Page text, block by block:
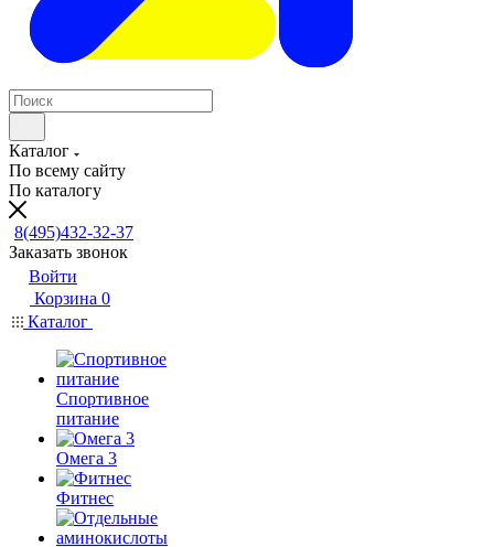
Каталог
По всему сайту
По каталогу
8(495)432-32-37
Заказать звонок
Войти
Корзина 0
Каталог
Спортивное
питание
Омега 3
Фитнес